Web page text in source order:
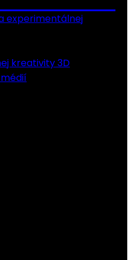
experimentálnej
kreativity 3D